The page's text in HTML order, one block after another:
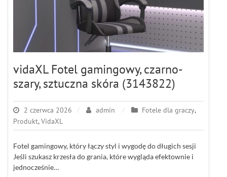
vidaXL Fotel gamingowy, czarno-
szary, sztuczna skóra (3143822)
2 czerwca 2026 admin Fotele dla graczy,
Produkt,VidaXL
Fotel gamingowy, który łączy styl i wygodę do długich sesji
Jeśli szukasz krzesła do grania, które wygląda efektownie i
jednocześnie…